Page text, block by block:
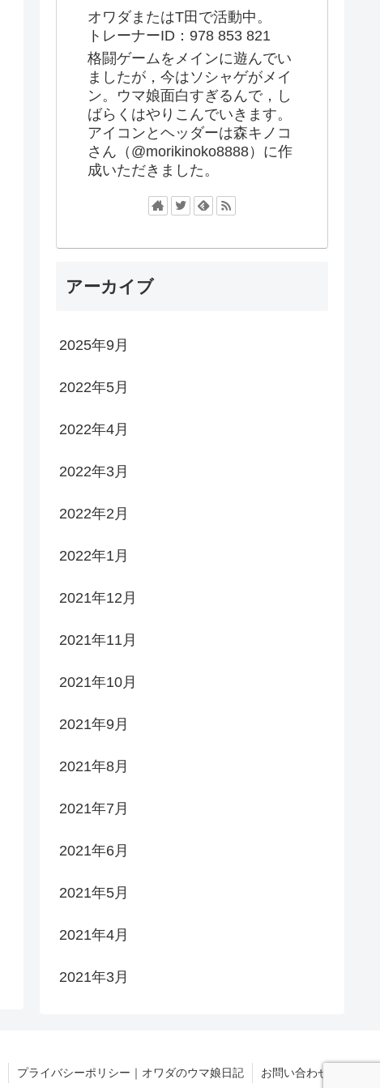
オワダまたはT田で活動中。
トレーナーID：978 853 821
格闘ゲームをメインに遊んでい
ましたが，今はソシャゲがメイ
ン。ウマ娘面白すぎるんで，し
ばらくはやりこんでいきます。
アイコンとヘッダーは森キノコ
さん（@morikinoko8888）に作
成いただきました。
アーカイブ
2025年9月
2022年5月
2022年4月
2022年3月
2022年2月
2022年1月
2021年12月
2021年11月
2021年10月
2021年9月
2021年8月
2021年7月
2021年6月
2021年5月
2021年4月
2021年3月
プライバシーポリシー｜オワダのウマ娘日記 お問い合わせ